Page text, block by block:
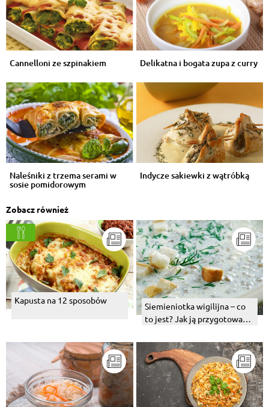
Cannelloni ze szpinakiem Delikatna i bogata zupa z curry
Naleśniki z trzema serami w
sosie pomidorowym
Indycze sakiewki z wątróbką
Zobacz również
Kapusta na 12 sposobów
Siemieniotka wigilijna – co
to jest? Jak ją przygotować